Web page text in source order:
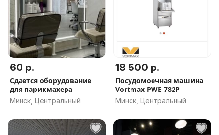
60 р.
Сдается оборудование
для парикмахера
Минск, Центральный
18 500 р.
Посудомоечная машина
Vortmax PWE 782P
Минск, Центральный